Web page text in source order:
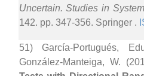
Uncertain. Studies in
142. pp. 347-356. Springer .
51) García-Portugués,
González-Manteiga, W.